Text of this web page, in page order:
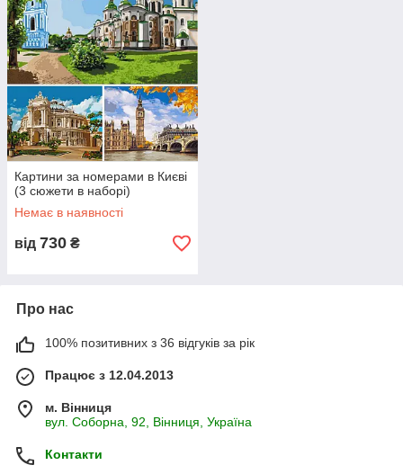
Картини за номерами в Києві
(3 сюжети в наборі)
Немає в наявності
від 730 ₴
Про нас
100% позитивних з 36 відгуків за рік
Працює з 12.04.2013
м. Вінниця
вул. Соборна, 92, Вінниця, Україна
Контакти